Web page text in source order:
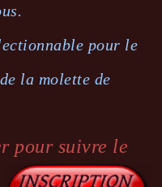
pour le
la molette de
pour suivre le